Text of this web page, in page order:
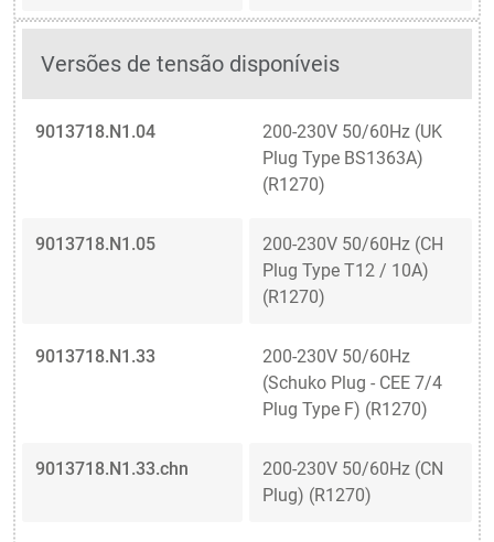
Versões de tensão disponíveis
9013718.N1.04
200-230V 50/60Hz (UK
Plug Type BS1363A)
(R1270)
9013718.N1.05
200-230V 50/60Hz (CH
Plug Type T12 / 10A)
(R1270)
9013718.N1.33
200-230V 50/60Hz
(Schuko Plug - CEE 7/4
Plug Type F) (R1270)
9013718.N1.33.chn
200-230V 50/60Hz (CN
Plug) (R1270)